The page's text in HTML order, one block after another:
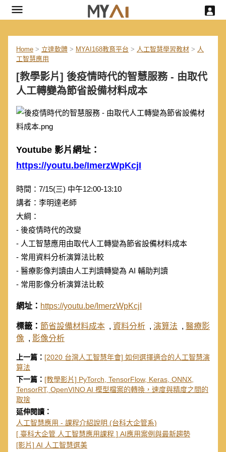
Home > 立達軟體 > MYAI168教育平台 > 人工智慧學習教材 > 人
工智慧應用
[教學影片] 後疫情時代的智慧服務 - 由取代
人工轉變為節省設備材料成本
Youtube 影片網址：
https://youtu.be/ImerzWpKcjI
時間：7/15(三) 中午12:00-13:10
講者：李明達老師
大綱：
- 後疫情時代的改變
- 人工智慧應用由取代人工轉變為節省設備材料成本
- 常用資料分析演算法比較
- 醫療影像判讀由人工判讀轉變為 AI 輔助判讀
- 常用影像分析演算法比較
網址： https://youtu.be/ImerzWpKcjI
標籤： 節省設備材料成本 , 資料分析 , 演算法 , 醫療影
像 , 影像分析
上一篇： [2020 台灣人工智慧年會] 如何選擇適合的人工智慧演
算法
下一篇： [教學影片] PyTorch, TensorFlow, Keras, ONNX,
TensorRT, OpenVINO AI 模型檔案的轉換，速度與精度之間的
取捨
延伸閱讀：
人工智慧應用 - 課程介紹說明 (台科大企管系)
[ 臺科大企管 人工智慧應用課程 ] AI應用案例與最新趨勢
[影片] AI 人工智慧選美